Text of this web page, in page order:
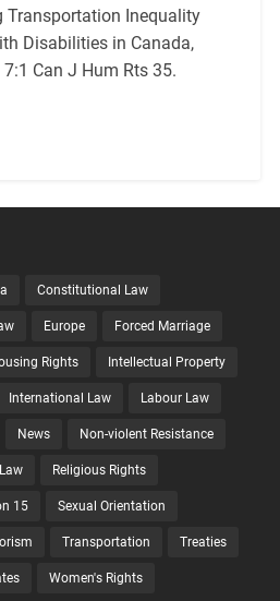
Transportation Inequality
Disabilities in Canada,
Can J Hum Rts 35.
Constitutional Law
Europe Forced Marriage
Rights Intellectual Property
International Law Labour Law
News Non-violent Resistance
Religious Rights
15 Sexual Orientation
Transportation Treaties
Women's Rights